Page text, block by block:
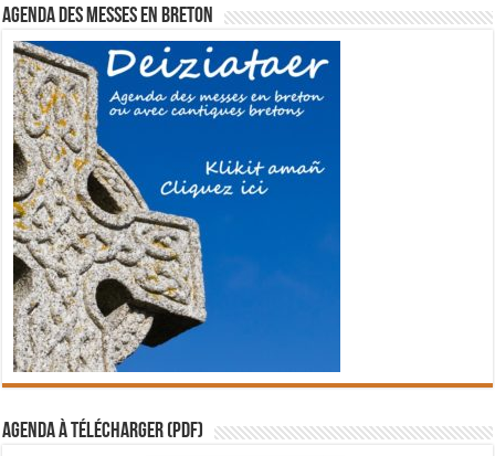
Agenda des messes en breton
Agenda à télécharger (PDF)